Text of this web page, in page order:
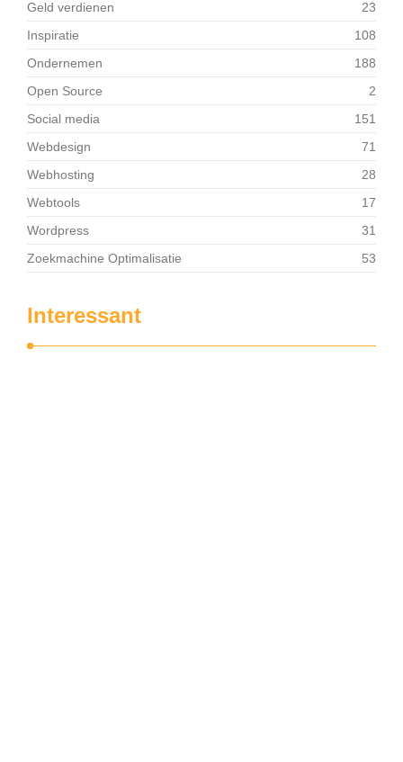
Geld verdienen
23
Inspiratie
108
Ondernemen
188
Open Source
2
Social media
151
Webdesign
71
Webhosting
28
Webtools
17
Wordpress
31
Zoekmachine Optimalisatie
53
Interessant